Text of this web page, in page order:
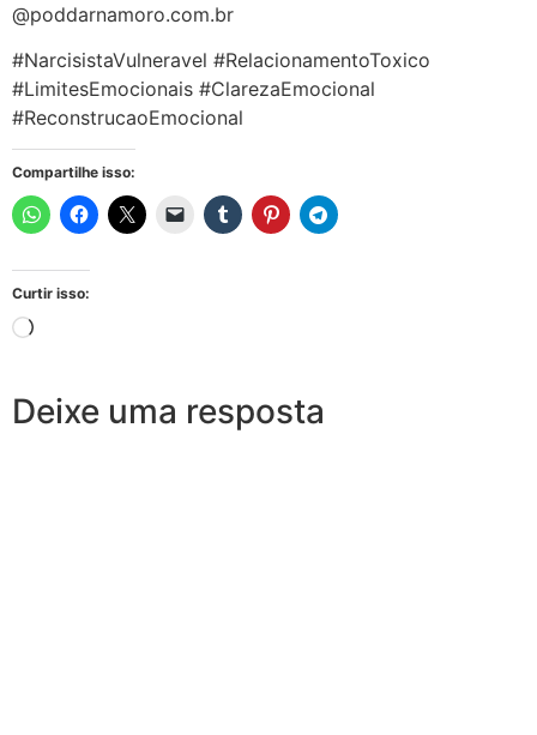
@poddarnamoro.com.br
#NarcisistaVulneravel #RelacionamentoToxico
#LimitesEmocionais #ClarezaEmocional
#ReconstrucaoEmocional
Compartilhe isso:
Curtir isso:
Deixe uma resposta